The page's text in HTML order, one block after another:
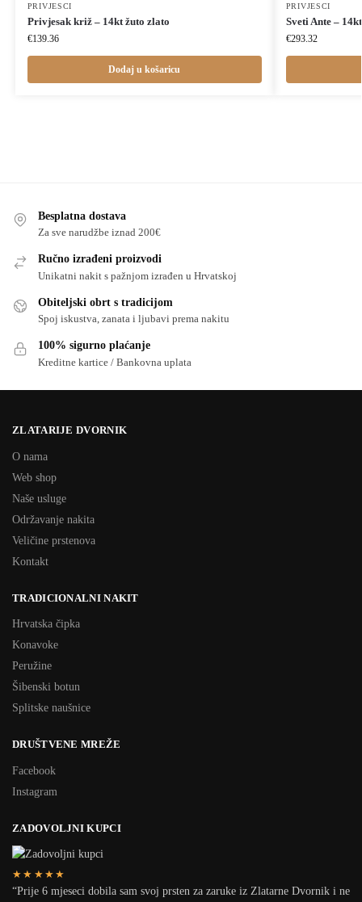
PRIVJESCI
Privjesak križ – 14kt žuto zlato
€139.36
Dodaj u košaricu
PRIVJESCI
Sveti Ante –
€293.32
Besplatna dostava
Za sve narudžbe iznad 200€
Ručno izrađeni proizvodi
Unikatni nakit s pažnjom izrađen u Hrvatskoj
Obiteljski obrt s tradicijom
Spoj iskustva, zanata i ljubavi prema nakitu
100% sigurno plaćanje
Kreditne kartice / Bankovna uplata
ZLATARIJE DVORNIK
O nama
Web shop
Naše usluge
Održavanje nakita
Veličine prstenova
Kontakt
TRADICIONALNI NAKIT
Hrvatska čipka
Konavoke
Peružine
Šibenski botun
Splitske naušnice
DRUŠTVENE MREŽE
Facebook
Instagram
ZADOVOLJNI KUPCI
★★★★★
“Prije 6 mjeseci dobila sam svoj prsten za zaruke iz Zlatarne Dvornik i ne